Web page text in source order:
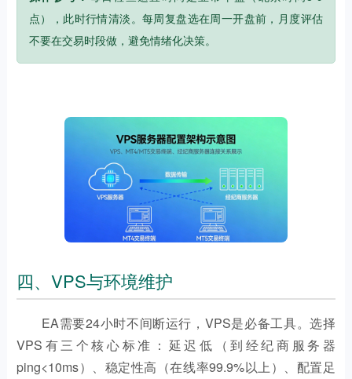
点），此时行情清淡。每周复盘选在周一开盘前，月度评估
不要在交易时段做，避免情绪化决策。
四、VPS与环境维护
EA需要24小时不间断运行，VPS是必备工具。选择
VPS有三个核心标准：延迟低（到经纪商服务器
ping<10ms）、稳定性高（在线率99.9%以上）、配置足